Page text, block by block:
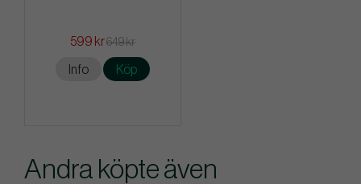
599 kr649 kr
Info Köp
Andra köpte även